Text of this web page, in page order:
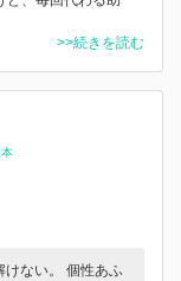
>>続きを読む
本
ない。 個性あふ